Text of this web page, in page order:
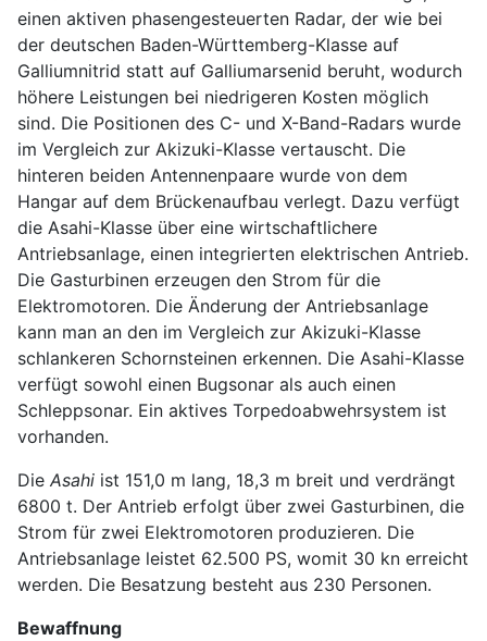
einen aktiven phasengesteuerten Radar, der wie bei
der deutschen Baden-Württemberg-Klasse auf
Galliumnitrid statt auf Galliumarsenid beruht, wodurch
höhere Leistungen bei niedrigeren Kosten möglich
sind. Die Positionen des C- und X-Band-Radars wurde
im Vergleich zur Akizuki-Klasse vertauscht. Die
hinteren beiden Antennenpaare wurde von dem
Hangar auf dem Brückenaufbau verlegt. Dazu verfügt
die Asahi-Klasse über eine wirtschaftlichere
Antriebsanlage, einen integrierten elektrischen Antrieb.
Die Gasturbinen erzeugen den Strom für die
Elektromotoren. Die Änderung der Antriebsanlage
kann man an den im Vergleich zur Akizuki-Klasse
schlankeren Schornsteinen erkennen. Die Asahi-Klasse
verfügt sowohl einen Bugsonar als auch einen
Schleppsonar. Ein aktives Torpedoabwehrsystem ist
vorhanden.
Die Asahi ist 151,0 m lang, 18,3 m breit und verdrängt
6800 t. Der Antrieb erfolgt über zwei Gasturbinen, die
Strom für zwei Elektromotoren produzieren. Die
Antriebsanlage leistet 62.500 PS, womit 30 kn erreicht
werden. Die Besatzung besteht aus 230 Personen.
Bewaffnung